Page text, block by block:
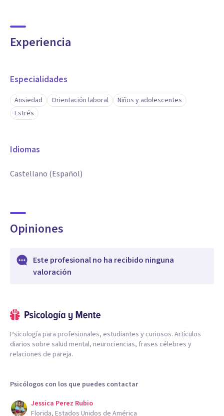
Experiencia
Especialidades
Ansiedad Orientación laboral
Niños y adolescentes
Estrés
Idiomas
Castellano (Español)
Opiniones
Este profesional no ha recibido ninguna
valoración
Psicología para profesionales, estudiantes y curiosos. Artículos
diarios sobre salud mental, neurociencias, frases célebres y
relaciones de pareja.
Psicólogos con los que puedes contactar
Jessica Perez Rubio
Florida, Estados Unidos de América